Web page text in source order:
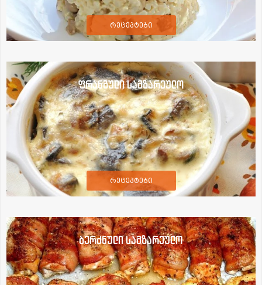
რეცეპტები
ფრანგული სამზარეულო
რეცეპტები
ბერძნული სამზარეულო